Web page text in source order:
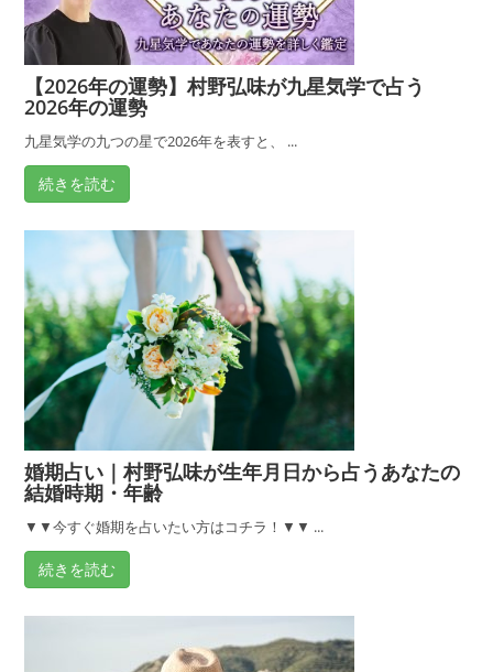
ます。 自宅の家相が気になる人や、これか
ら引っ越しをする、家を建てるという人は、
ぜひ参考にしてください。
【2026年の運勢】村野弘味が九星気学で占う
2026年の運勢
九星気学の九つの星で2026年を表すと、 ...
続きを読む
婚期占い｜村野弘味が生年月日から占うあなたの
結婚時期・年齢
▼▼今すぐ婚期を占いたい方はコチラ！▼▼ ...
続きを読む